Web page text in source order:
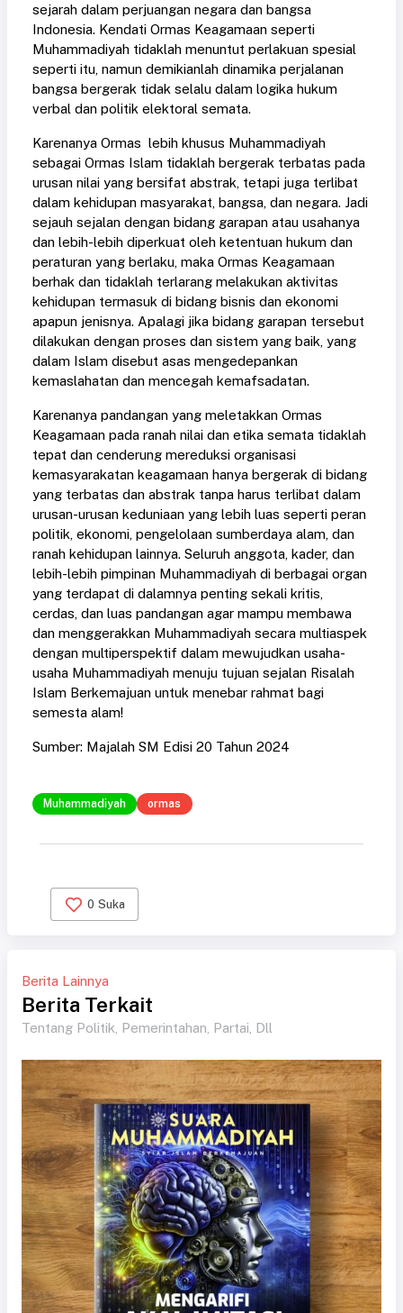
sejarah dalam perjuangan negara dan bangsa
Indonesia. Kendati Ormas Keagamaan seperti
Muhammadiyah tidaklah menuntut perlakuan spesial
seperti itu, namun demikianlah dinamika perjalanan
bangsa bergerak tidak selalu dalam logika hukum
verbal dan politik elektoral semata.
Karenanya Ormas lebih khusus Muhammadiyah
sebagai Ormas Islam tidaklah bergerak terbatas pada
urusan nilai yang bersifat abstrak, tetapi juga terlibat
dalam kehidupan masyarakat, bangsa, dan negara. Jadi
sejauh sejalan dengan bidang garapan atau usahanya
dan lebih-lebih diperkuat oleh ketentuan hukum dan
peraturan yang berlaku, maka Ormas Keagamaan
berhak dan tidaklah terlarang melakukan aktivitas
kehidupan termasuk di bidang bisnis dan ekonomi
apapun jenisnya. Apalagi jika bidang garapan tersebut
dilakukan dengan proses dan sistem yang baik, yang
dalam Islam disebut asas mengedepankan
kemaslahatan dan mencegah kemafsadatan.
Karenanya pandangan yang meletakkan Ormas
Keagamaan pada ranah nilai dan etika semata tidaklah
tepat dan cenderung mereduksi organisasi
kemasyarakatan keagamaan hanya bergerak di bidang
yang terbatas dan abstrak tanpa harus terlibat dalam
urusan-urusan keduniaan yang lebih luas seperti peran
politik, ekonomi, pengelolaan sumberdaya alam, dan
ranah kehidupan lainnya. Seluruh anggota, kader, dan
lebih-lebih pimpinan Muhammadiyah di berbagai organ
yang terdapat di dalamnya penting sekali kritis,
cerdas, dan luas pandangan agar mampu membawa
dan menggerakkan Muhammadiyah secara multiaspek
dengan multiperspektif dalam mewujudkan usaha-
usaha Muhammadiyah menuju tujuan sejalan Risalah
Islam Berkemajuan untuk menebar rahmat bagi
semesta alam!
Sumber: Majalah SM Edisi 20 Tahun 2024
Muhammadiyah ormas
0 Suka
Berita Lainnya
Berita Terkait
Tentang Politik, Pemerintahan, Partai, Dll